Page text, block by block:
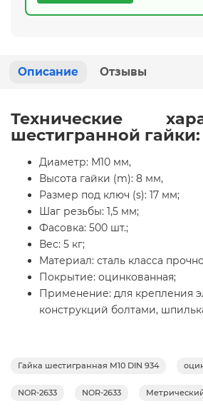
Описание Отзывы
Технические
шестигранной гайки:
Диаметр: М10 мм,
Высота гайки (m): 8 мм,
Размер под ключ (s): 17 мм;
Шаг резьбы: 1,5 мм;
Фасовка: 500 шт.;
Вес: 5 кг;
Материал: сталь класса
Покрытие: оцинкованная;
Применение: для крепления
конструкций болтами,
Гайка шестигранная М10 DIN 934
NOR-2633 NOR-2633